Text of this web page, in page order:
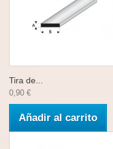
Tira de...
0,90 €
Añadir al carrito